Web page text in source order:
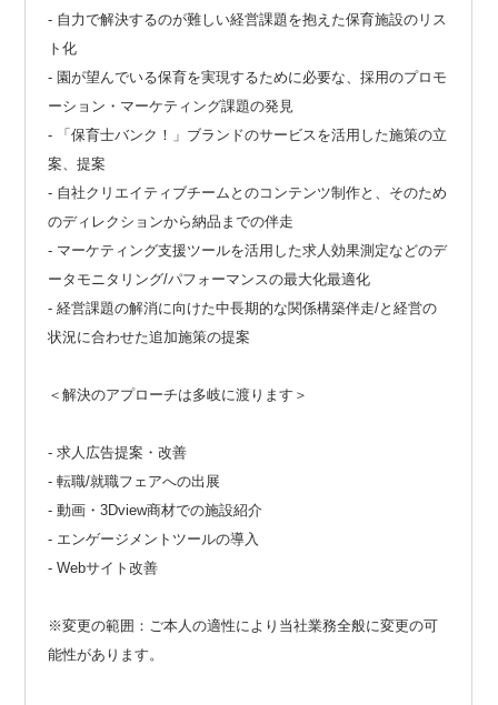
- 自力で解決するのが難しい経営課題を抱えた保育施設のリス
ト化
- 園が望んでいる保育を実現するために必要な、採用のプロモ
ーション・マーケティング課題の発見
- 「保育士バンク！」ブランドのサービスを活用した施策の立
案、提案
- 自社クリエイティブチームとのコンテンツ制作と、そのため
のディレクションから納品までの伴走
- マーケティング支援ツールを活用した求人効果測定などのデ
ータモニタリング/パフォーマンスの最大化最適化
- 経営課題の解消に向けた中長期的な関係構築伴走/と経営の
状況に合わせた追加施策の提案
＜解決のアプローチは多岐に渡ります＞
- 求人広告提案・改善
- 転職/就職フェアへの出展
- 動画・3Dview商材での施設紹介
- エンゲージメントツールの導入
- Webサイト改善
※変更の範囲：ご本人の適性により当社業務全般に変更の可
能性があります。